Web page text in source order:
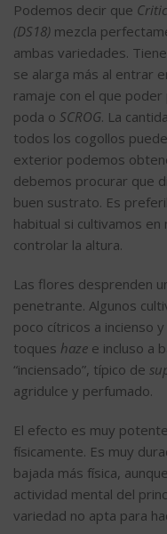
Podemos decir que
(DS18) mezcla
ambas variedades.
se alarga más al entrar
ramaje con el que
poda o SCROG. La
todos los cogollos
exterior podemos
debemos procurar que
buen sustrato. Es
habitual si cultivamos
controlar la altura.
Las flores desprenden
penetrante. Algunos
poco cítricos a incienso
toques haze e incluso a
“inciensado”, típico de
agridulce y perfumado.
El efecto es muy
físicamente. Es muy
bajada más física,
actividad mental del
variedad no apta para